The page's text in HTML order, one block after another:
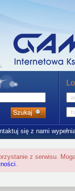
się z nami
z serwisu.
.